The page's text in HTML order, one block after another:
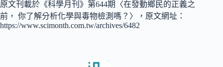
原文刊載於《科學月刊》第644期〈在發動鄉民的正義之
前， 你了解分析化學與毒物檢測嗎？〉，原文網址：
https://www.scimonth.com.tw/archives/6482